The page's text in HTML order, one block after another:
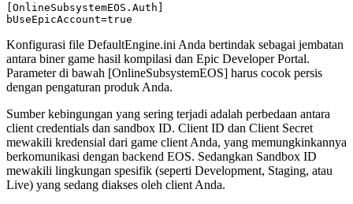
[OnlineSubsystemEOS.Auth]
Konfigurasi file DefaultEngine.iniAnda bertindak sebagai jembatan
antara biner game hasil kompilasi dan Epic Developer Portal.
Parameter di bawah [OnlineSubsystemEOS] harus cocok persis
dengan pengaturan produk Anda.
Sumber kebingungan yang sering terjadi adalah perbedaan antara
client credentials dan sandbox ID. Client ID dan Client Secret
mewakili kredensial dari game client Anda, yang memungkinkannya
berkomunikasi dengan backend EOS. Sedangkan Sandbox ID
mewakili lingkungan spesifik (seperti Development, Staging, atau
Live) yang sedang diakses oleh client Anda.